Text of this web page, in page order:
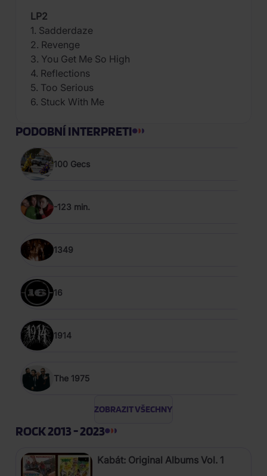
LP2
1. Sadderdaze
2. Revenge
3. You Get Me So High
4. Reflections
5. Too Serious
6. Stuck With Me
PODOBNÍ INTERPRETI
100 Gecs
-123 min.
1349
16
1914
The 1975
ZOBRAZIT VŠECHNY
ROCK 2013 - 2023
Kabát: Original Albums Vol. 1